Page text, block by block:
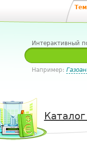
Интерактивный
Например: